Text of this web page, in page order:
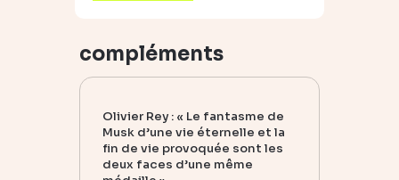
compléments
Olivier Rey : « Le fantasme de
Musk d’une vie éternelle et la
fin de vie provoquée sont les
deux faces d’une même